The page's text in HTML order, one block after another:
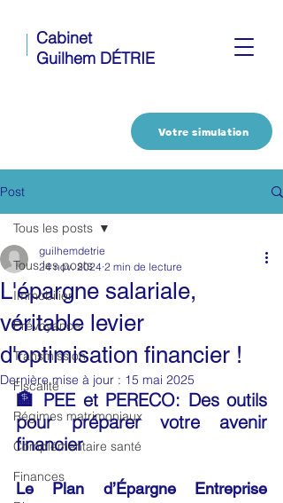
Cabinet
Guilhem DÉTRIE
Votre simulation
Post
Tous les posts
Immobilier
Prévoyance
Transmission
Fiscalité
Régimes matrimoniaux
Complémentaire santé
Finances
Tous les posts
L'épargne salariale,
véritable levier
d'optimisation financier !
guilhemdetrie
24 nov. 2024 2 min de lecture
Dernière mise à jour : 15 mai 2025
🏦 PEE et PERECO: Des outils
pour préparer votre avenir
financier
Le Plan d’Épargne Entreprise